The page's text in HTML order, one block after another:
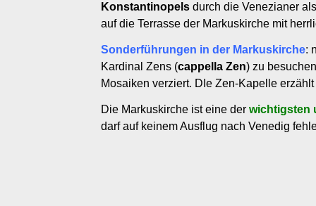
Konstantinopels durch die Venezianer
auf die Terrasse der Markuskirche mit
Sonderführungen in der Markuskirche:
Kardinal Zens (cappella Zen) zu
Mosaiken verziert. DIe Zen-Kapelle
Die Markuskirche ist eine der wichtigsten
darf auf keinem Ausflug nach Venedig